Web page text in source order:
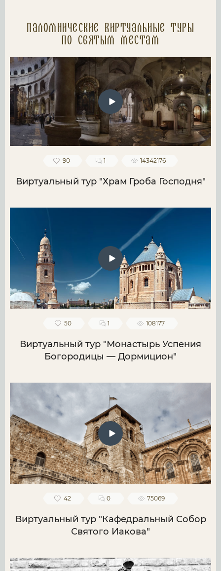
Паломнические Виртуальные туры
по святым местам
90 1 14342176
Виртуальный тур "Храм Гроба Господня"
50 1 108177
Виртуальный тур "Монастырь Успения
Богородицы — Дормицион"
42 0 75069
Виртуальный тур "Кафедральный Собор
Святого Иакова"